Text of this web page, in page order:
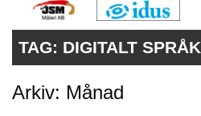
PRENUMERERA
ANNONSERA
TAG: DIGITALT SPRÅK
Arkiv: Månad